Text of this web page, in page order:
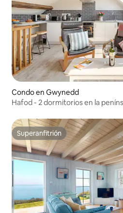
Condo en Gwynedd
Hafod - 2 dormitorios en la
Superanfitrión
Superanfitrión